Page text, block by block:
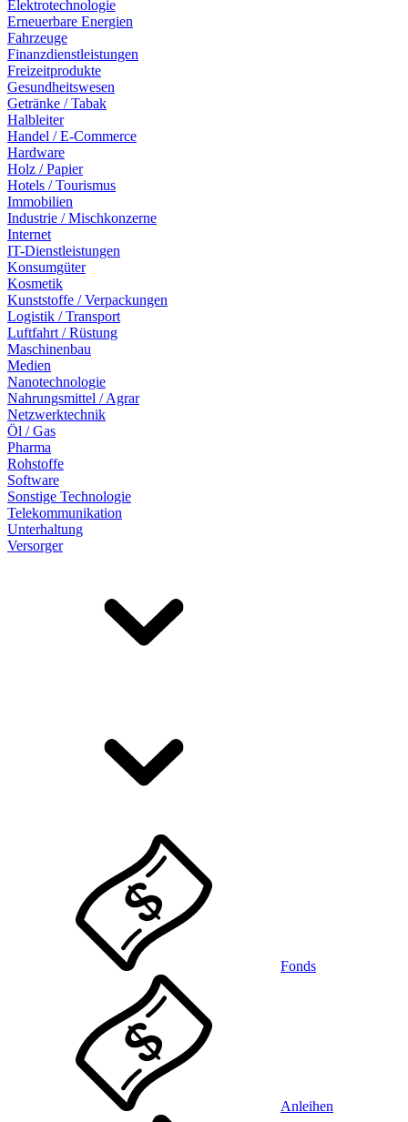
Elektrotechnologie
Erneuerbare Energien
Fahrzeuge
Finanzdienstleistungen
Freizeitprodukte
Gesundheitswesen
Getränke / Tabak
Halbleiter
Handel / E-Commerce
Hardware
Holz / Papier
Hotels / Tourismus
Immobilien
Industrie / Mischkonzerne
Internet
IT-Dienstleistungen
Konsumgüter
Kosmetik
Kunststoffe / Verpackungen
Logistik / Transport
Luftfahrt / Rüstung
Maschinenbau
Medien
Nanotechnologie
Nahrungsmittel / Agrar
Netzwerktechnik
Öl / Gas
Pharma
Rohstoffe
Software
Sonstige Technologie
Telekommunikation
Unterhaltung
Versorger
Fonds
Anleihen